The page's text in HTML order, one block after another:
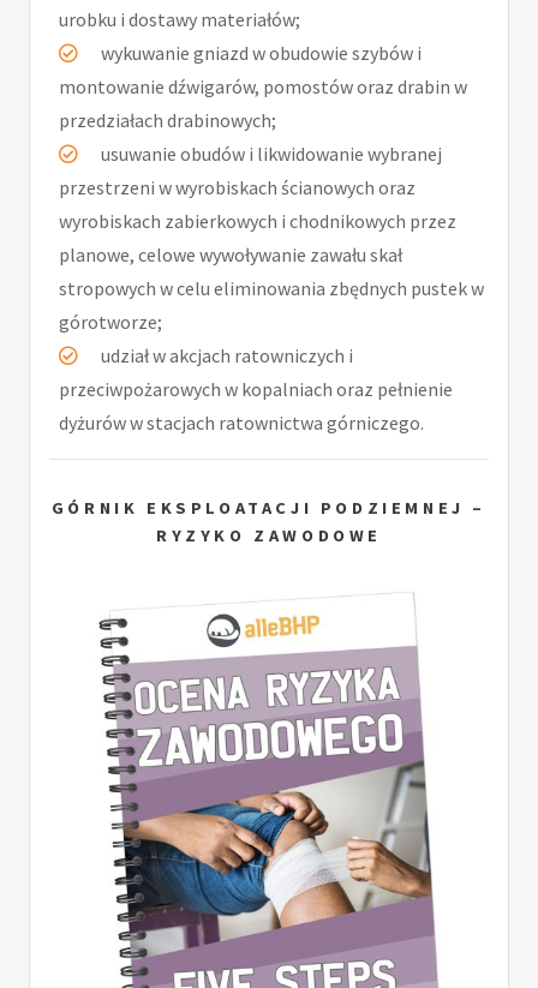
urobku i dostawy materiałów;
wykuwanie gniazd w obudowie szybów i
montowanie dźwigarów, pomostów oraz drabin w
przedziałach drabinowych;
usuwanie obudów i likwidowanie wybranej
przestrzeni w wyrobiskach ścianowych oraz
wyrobiskach zabierkowych i chodnikowych przez
planowe, celowe wywoływanie zawału skał
stropowych w celu eliminowania zbędnych pustek w
górotworze;
udział w akcjach ratowniczych i
przeciwpożarowych w kopalniach oraz pełnienie
dyżurów w stacjach ratownictwa górniczego.
GÓRNIK EKSPLOATACJI PODZIEMNEJ –
RYZYKO ZAWODOWE